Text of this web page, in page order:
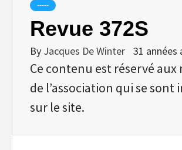
-----
Revue 372S
By Jacques De Winter 31 années
Ce contenu est réservé aux
de l’association qui se sont
sur le site.